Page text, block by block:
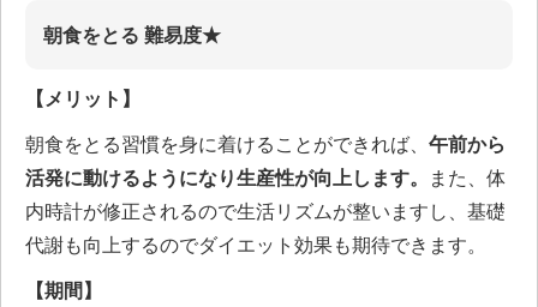
朝食をとる 難易度★
【メリット】
朝食をとる習慣を身に着けることができれば、 午前から
活発に動けるようになり生産性が向上します。
また、体
内時計が修正されるので生活リズムが整いますし、基礎
代謝も向上するのでダイエット効果も期待できます。
【期間】